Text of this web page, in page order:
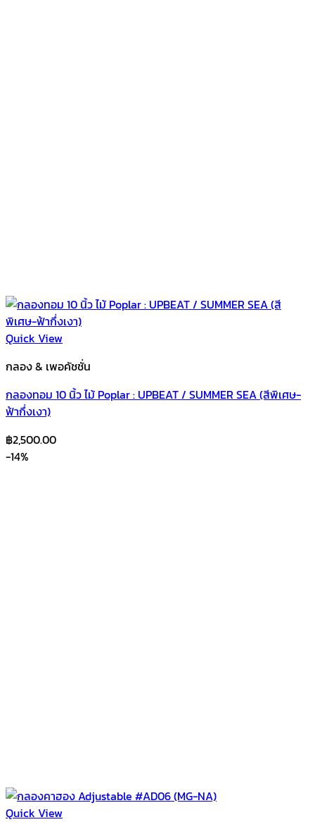
Quick View
กลอง & เพอคัชชั่น
กลองทอม 10 นิ้ว ไม้ Poplar : UPBEAT / SUMMER SEA (สีพิเศษ-
ฟ้ากึ่งเงา)
฿2,500.00
-14%
Quick View